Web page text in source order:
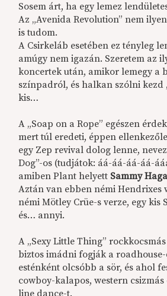
Sosem árt, ha egy lemez
Az „Avenida Revolution” nem
is tudom.
A Csirkeláb esetében ez tényleg
amúgy nem igazán. Szeretem az
koncertek után, amikor lemegy a
színpadról, és halkan szólni kezd
kis…
A „Soap on a Rope” egészen
mert túl eredeti, éppen
egy Zep revival dolog lenne,
Dog”-os (tudjátok: áá-áá-áá-áá-
amiben Plant helyett Sammy
Aztán van ebben némi Hendrixes
némi Mötley Crüe-s verze, egy kis
és… annyi.
A „Sexy Little Thing”
biztos imádni fogják a
esténként olcsóbb a sör, és ahol
cowboy-kalapos, western